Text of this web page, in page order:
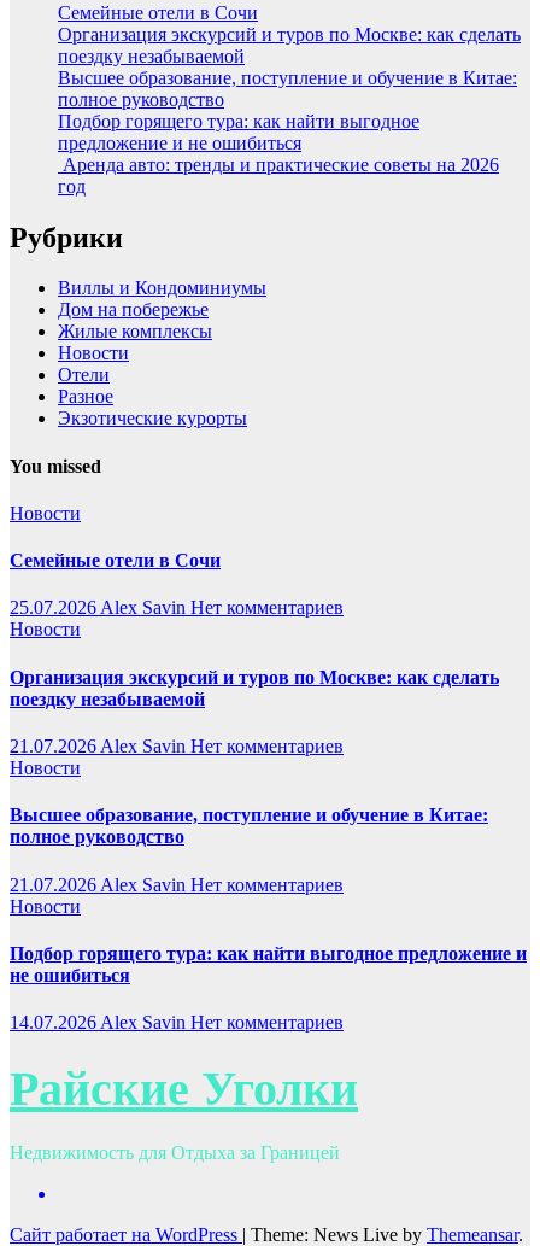
Семейные отели в Сочи
Организация экскурсий и туров по Москве: как сделать
поездку незабываемой
Высшее образование, поступление и обучение в Китае:
полное руководство
Подбор горящего тура: как найти выгодное
предложение и не ошибиться
Аренда авто: тренды и практические советы на 2026
год
Рубрики
Виллы и Кондоминиумы
Дом на побережье
Жилые комплексы
Новости
Отели
Разное
Экзотические курорты
You missed
Новости
Семейные отели в Сочи
25.07.2026Alex Savin Нет комментариев
Новости
Организация экскурсий и туров по Москве: как сделать
поездку незабываемой
21.07.2026 Alex Savin Нет комментариев
Новости
Высшее образование, поступление и обучение в Китае:
полное руководство
21.07.2026 Alex Savin Нет комментариев
Новости
Подбор горящего тура: как найти выгодное предложение и
не ошибиться
14.07.2026 Alex Savin Нет комментариев
Райские Уголки
Недвижимость для Отдыха за Границей
Сайт работает на WordPress | Theme: News Live by Themeansar.